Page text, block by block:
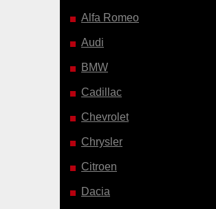
Alfa Romeo
Audi
BMW
Cadillac
Chevrolet
Chrysler
Citroen
Dacia